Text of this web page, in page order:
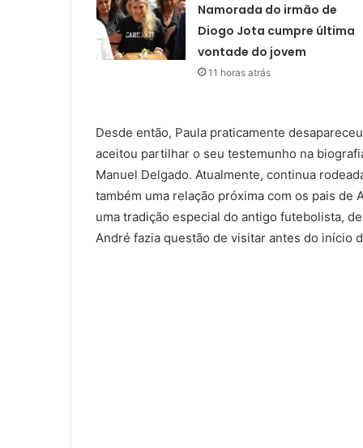
Namorada do irmão de
Diogo Jota cumpre última
vontade do jovem
11 horas atrás
Desde então, Paula praticamente
aceitou partilhar o seu testemunho na
Manuel Delgado. Atualmente, continua
também uma relação próxima com os pais
uma tradição especial do antigo futebolista,
André fazia questão de visitar antes do início